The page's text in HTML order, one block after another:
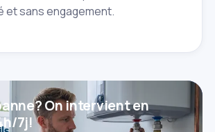
et sans engagement.
On intervient en
7j!